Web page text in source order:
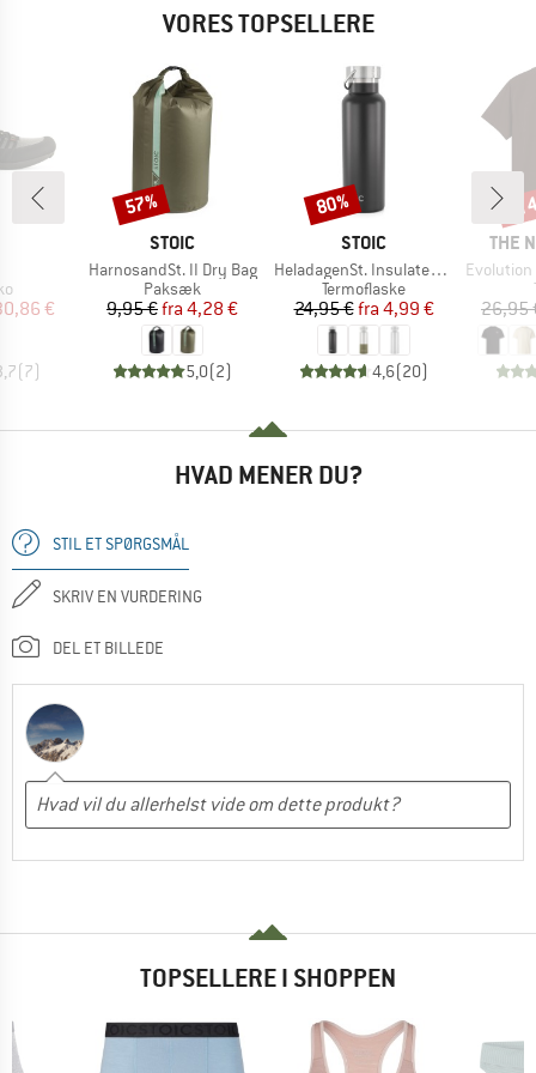
VORES TOPSELLERE
pris
€
(7)
MÆRKE
STOIC
Artikel
HarnosandSt. II Dry Bag
Produktgruppe
Paksæk
Pris
9,95 € Nedsat pris
fra 4,28 €
5,0(2)
Rabat
57%
MÆRKE
STOIC
Artikel
HeladagenSt. Insulated Stainless Steel Bottle 500
Produktgruppe
Termoflaske
Pris
24,95 € Nedsat pris
fra 4,99 €
4,6(20)
Rabat
80%
THE
Artikel
Evolution
26,95
HVAD MENER DU?
STIL ET SPØRGSMÅL
SKRIV EN VURDERING
DEL ET BILLEDE
TOPSELLERE I SHOPPEN